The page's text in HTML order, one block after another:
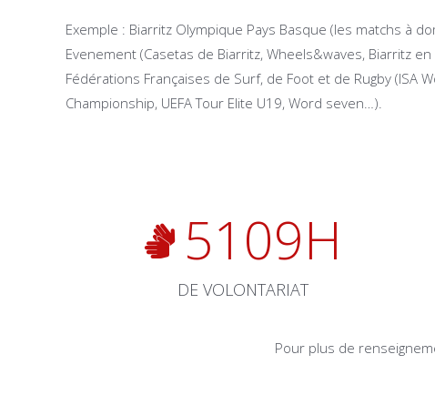
Exemple : Biarritz Olympique Pays Basque (les matchs à
Evenement (Casetas de Biarritz, Wheels&waves, Biarritz
Fédérations Françaises de Surf, de Foot et de Rugby (ISA
Championship, UEFA Tour Elite U19, Word seven…).
5109H
DE VOLONTARIAT
Pour plus de